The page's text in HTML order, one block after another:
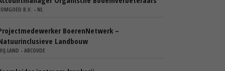
B.V. - NL
BoerenNetwerk –
Landbouw
- ABCOUDE